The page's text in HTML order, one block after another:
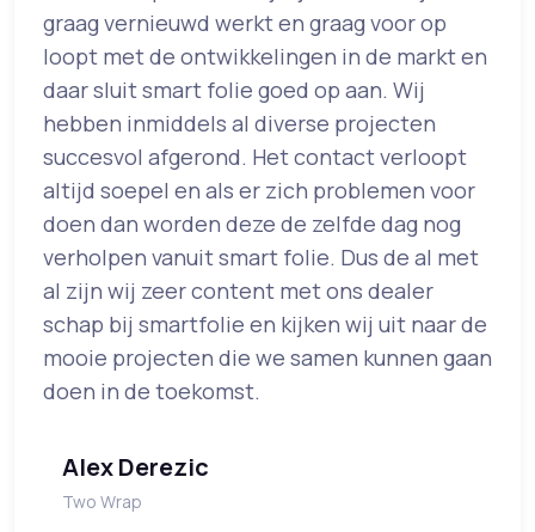
graag vernieuwd werkt en graag voor op
loopt met de ontwikkelingen in de markt en
daar sluit smart folie goed op aan. Wij
hebben inmiddels al diverse projecten
succesvol afgerond. Het contact verloopt
altijd soepel en als er zich problemen voor
doen dan worden deze de zelfde dag nog
verholpen vanuit smart folie. Dus de al met
al zijn wij zeer content met ons dealer
schap bij smartfolie en kijken wij uit naar de
mooie projecten die we samen kunnen gaan
doen in de toekomst.
Alex Derezic
Two Wrap